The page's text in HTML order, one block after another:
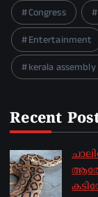
Congress
Entertainment
kerala
Recent